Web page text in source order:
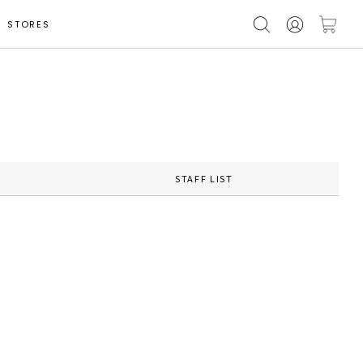
STORES
STAFF LIST